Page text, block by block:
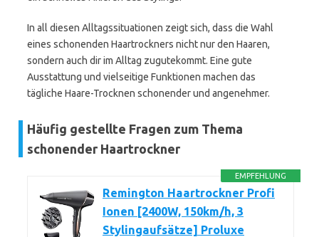
In all diesen Alltagssituationen zeigt sich, dass die Wahl
eines schonenden Haartrockners nicht nur den Haaren,
sondern auch dir im Alltag zugutekommt. Eine gute
Ausstattung und vielseitige Funktionen machen das
tägliche Haare-Trocknen schonender und angenehmer.
Häufig gestellte Fragen zum Thema
schonender Haartrockner
EMPFEHLUNG
Remington Haartrockner Profi
Ionen [2400W, 150km/h, 3
Stylingaufsätze] Proluxe